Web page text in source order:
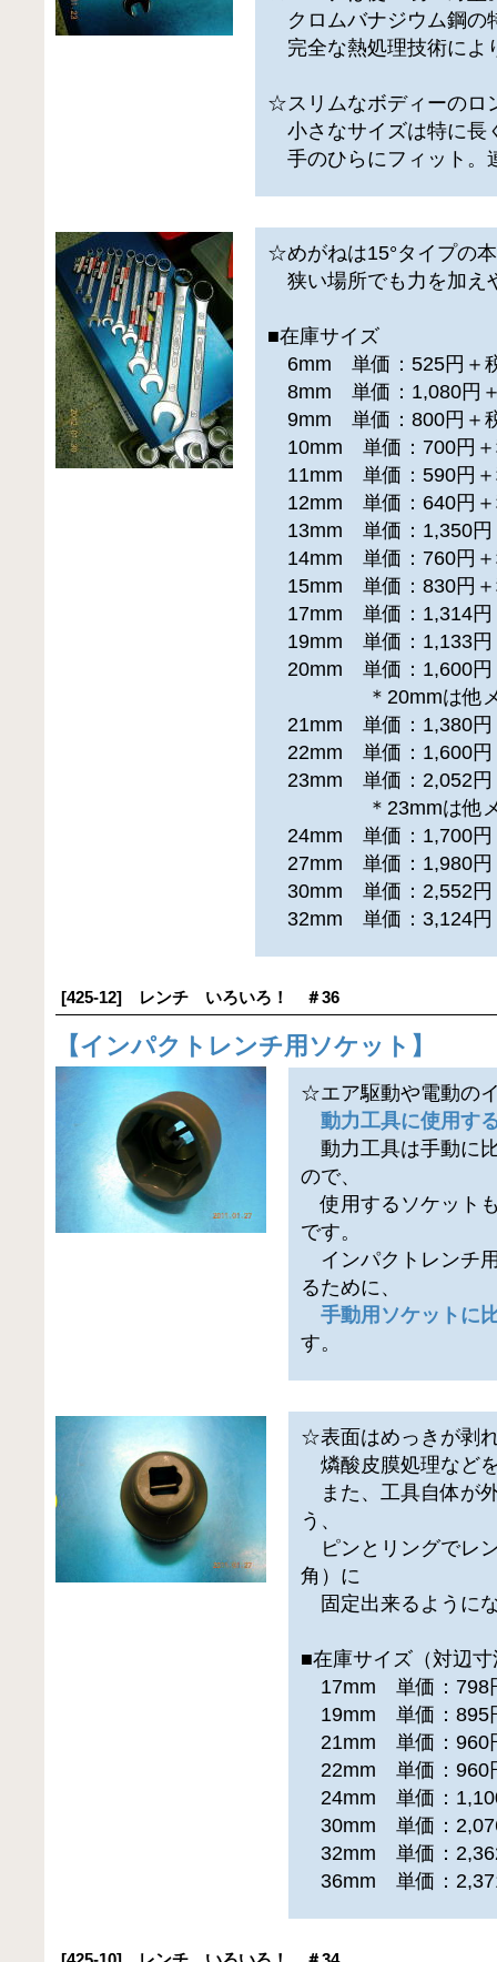
クロムバナジウム鋼の
完全な熱処理技術によ
☆スリムなボディーのロ
小さなサイズは特に長
手のひらにフィット。
☆めがねは15°タイプの
狭い場所でも力を加え
■在庫サイズ
6mm 単価：525円＋
8mm 単価：1,080円
9mm 単価：800円＋
10mm 単価：700円＋
11mm 単価：590円＋
12mm 単価：640円＋
13mm 単価：1,350円
14mm 単価：760円＋
15mm 単価：830円＋
17mm 単価：1,314円
19mm 単価：1,133円
20mm 単価：1,600円
＊20mmは他メ
21mm 単価：1,380円
22mm 単価：1,600円
23mm 単価：2,052円
＊23mmは他メ
24mm 単価：1,700円
27mm 単価：1,980円
30mm 単価：2,552円
32mm 単価：3,124円
[425-12] レンチ いろいろ！ ＃36
【インパクトレンチ用ソケット 】
☆エア駆動や電動の
動力工具に使用す
動力工具は手動に
ので、
使用するソケット
です。
インパクトレンチ
るために、
手動用ソケットに
す。
☆表面はめっきが剥
燐酸皮膜処理など
また、工具自体が
う、
ピンとリングでレ
角）に
固定出来るように
■在庫サイズ（対辺
17mm 単価：798
19mm 単価：895
21mm 単価：960
22mm 単価：960
24mm 単価：
30mm 単価：
32mm 単価：
36mm 単価：